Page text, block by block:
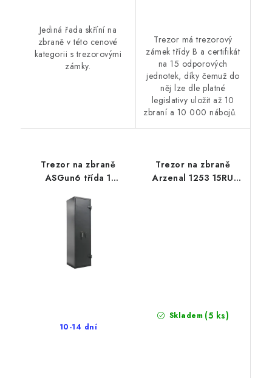
Jediná řada skříní na
zbraně v této cenové
kategorii s trezorovými
zámky.
Trezor má trezorový
zámek třídy B a certifikát
na 15 odporových
jednotek, díky čemuž do
něj lze dle platné
legislativy uložit až 10
zbraní a 10 000 nábojů.
Trezor na zbraně
ASGun6 třída 1
10-14 dní
Trezor na zbraně
Arzenal 1253 15RU
Skladem (5 ks)